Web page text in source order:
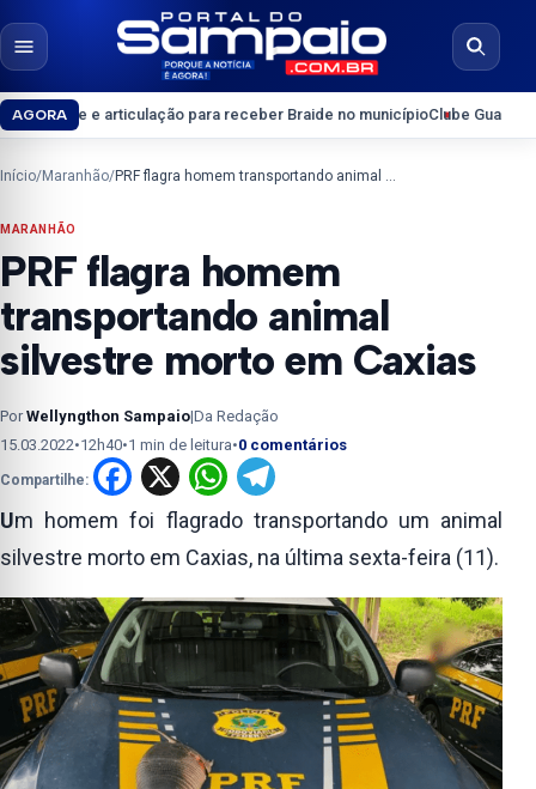
Pular para o conteúdo
Abrir menu
Abrir
AGORA
articulação para receber Braide no município Clube Guarapary convoca
Início/Maranhão/ PRF flagra homem transportando animal silvestre morto em Caxias
MARANHÃO
PRF flagra homem
transportando animal
silvestre morto em Caxias
PorWellyngthon Sampaio|Da Redação
15.03.2022•12h40•1 min de leitura•0 comentários
Compartilhe: Facebook
X WhatsApp
Um homem foi flagrado transportando um animal
silvestre morto em Caxias, na última sexta-feira (11).